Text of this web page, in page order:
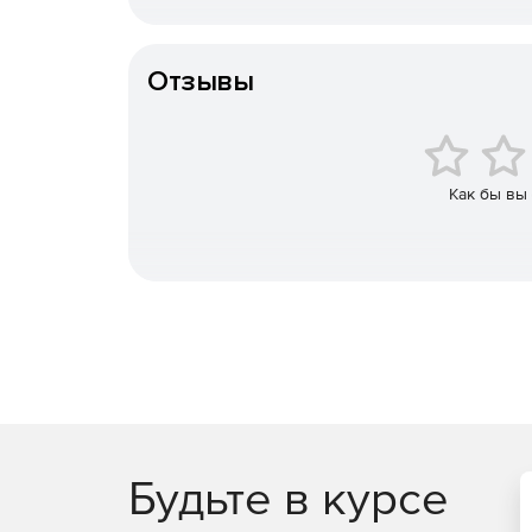
данных домена и других секретов.
Безопасность на основе виртуализации.
данным домена и другим секретам,
изолирована от операционной системы.
значительно уменьшается. Device Guard может
виртуализации (VBS) в Windows 10
того, e-mail
e-mail в
В связи с
Отзывы
Как бы вы
Будьте в курсе